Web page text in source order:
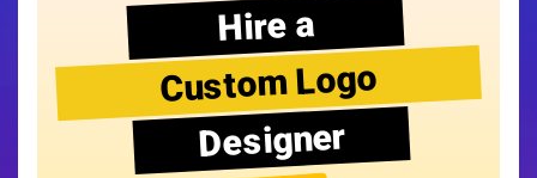
Hire a
Custom Logo
Designer